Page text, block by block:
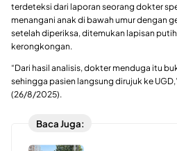
terdeteksi dari laporan seorang dokter
menangani anak di bawah umur dengan
setelah diperiksa, ditemukan lapisan
kerongkongan.
“Dari hasil analisis, dokter menduga itu
sehingga pasien langsung dirujuk ke
(26/8/2025).
Baca Juga: